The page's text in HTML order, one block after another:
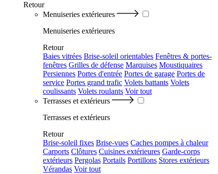
Retour
Menuiseries extérieures
Menuiseries extérieures
Retour
Baies vitrées Brise-soleil orientables Fenêtres & portes-
fenêtres Grilles de défense Marquises Moustiquaires
Persiennes Portes d'entrée Portes de garage Portes de
service Portes grand trafic Volets battants Volets
coulissants Volets roulants Voir tout
Terrasses et extérieurs
Terrasses et extérieurs
Retour
Brise-soleil fixes Brise-vues Caches pompes à chaleur
Carports Clôtures Cuisines extérieures Garde-corps
extérieurs Pergolas Portails Portillons Stores extérieurs
Vérandas Voir tout